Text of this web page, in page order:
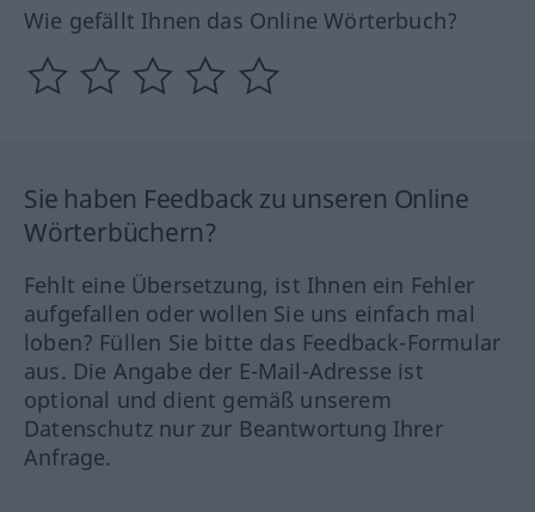
Wie gefällt Ihnen das Online Wörterbuch?
Sie haben Feedback zu unseren Online
Wörterbüchern?
Fehlt eine Übersetzung, ist Ihnen ein Fehler
aufgefallen oder wollen Sie uns einfach mal
loben? Füllen Sie bitte das Feedback-Formular
aus. Die Angabe der E-Mail-Adresse ist
optional und dient gemäß unserem
Datenschutz nur zur Beantwortung Ihrer
Anfrage.